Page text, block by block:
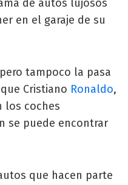
de autos lujosos
en el garaje de su
tampoco la pasa
Cristiano Ronaldo,
los coches
se puede encontrar
que hacen parte